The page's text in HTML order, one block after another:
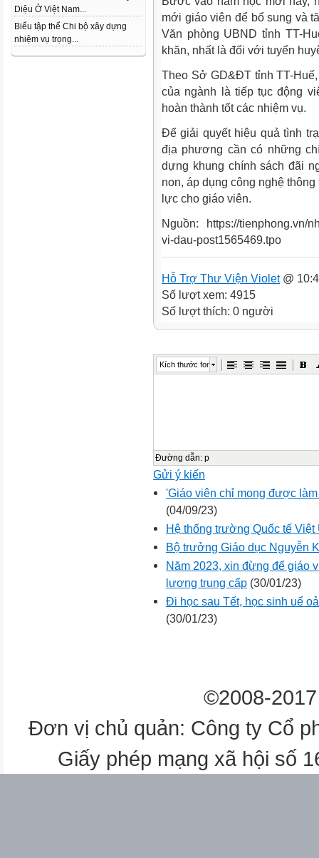
Diệu Ở Việt Nam...
Biểu tập thể Chi bộ xây dựng
nhiệm vụ trọng...
mới giáo viên để bổ sung và
Văn phòng UBND tỉnh TT-
khăn, nhất là đối với tuyến
Theo Sở GD&ĐT tỉnh TT-
của ngành là tiếp tục động
hoàn thành tốt các nhiệm vụ.
Để giải quyết hiệu quả tình
địa phương cần có những
dựng khung chính sách đãi
non, áp dụng công nghệ
lực cho giáo viên.
Nguồn: https://tienphong.vn/
vi-dau-post1565469.tpo
Hỗ Trợ Thư Viện Violet@
Số lượt xem: 4915
Số lượt thích: 0 người
Kích thước font
Đường dẫn: p
Gửi ý kiến
'Giáo viên chỉ mong được
(04/09/23)
Hệ thống trường Quốc tế Việt
Bộ trưởng Giáo dục Nguyễn
Năm 2023, xin đừng để giáo
lương trung cấp (30/01/23)
Đi học sau Tết, học sinh uể
(30/01/23)
©2008-
Đơn vị chủ quản: Công ty Cổ
Giấy phép mạng xã hội số